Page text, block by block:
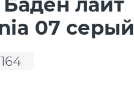
07 серый